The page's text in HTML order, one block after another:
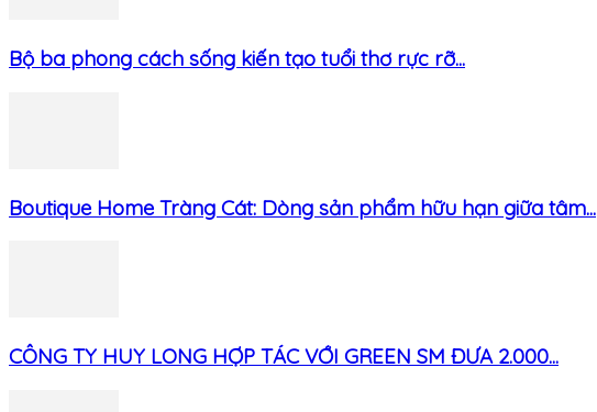
Bộ ba phong cách sống kiến tạo tuổi thơ rực rỡ...
Boutique Home Tràng Cát: Dòng sản phẩm hữu hạn giữa tâm...
CÔNG TY HUY LONG HỢP TÁC VỚI GREEN SM ĐƯA 2.000...